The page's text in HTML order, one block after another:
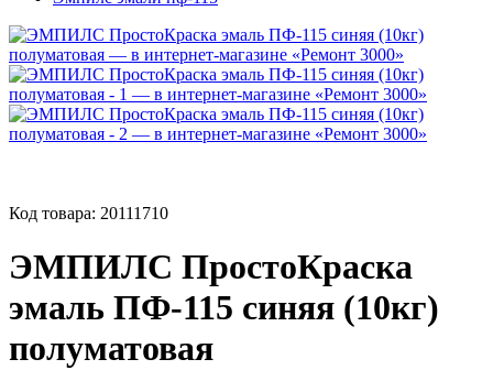
Код товара: 20111710
ЭМПИЛС ПростоКраска
эмаль ПФ-115 синяя (10кг)
полуматовая